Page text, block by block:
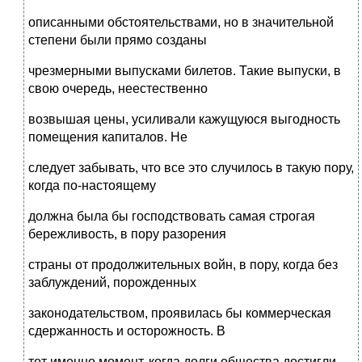
описанными обстоятельствами, но в значительной
степени были прямо созданы
чрезмерными выпусками билетов. Такие выпуски, в
свою очередь, неестественно
возвышая цены, усиливали кажущуюся выгодность
помещения капиталов. Не
следует забывать, что все это случилось в такую пору,
когда по-настоящему
должна была бы господствовать самая строгая
бережливость, в пору разорения
страны от продолжительных войн, в пору, когда без
заблуждений, порожденных
законодательством, проявилась бы коммерческая
сдержанность и осторожность. В